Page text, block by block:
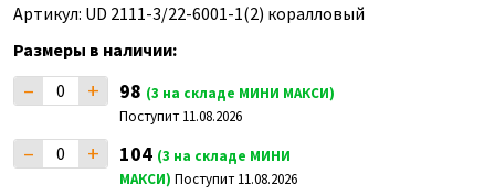
Артикул: UD 2111-3/22-6001-1(2) коралловый
Размеры в наличии:
– + 98 (3 на складе МИНИ МАКСИ)
Поступит 11.08.2026
– + 104 (3 на складе МИНИ
МАКСИ) Поступит 11.08.2026